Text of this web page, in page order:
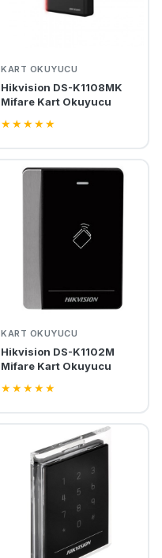
KART OKUYUCU
Hikvision DS-K1108MK
Mifare Kart Okuyucu
★★★★★
KART OKUYUCU
Hikvision DS-K1102M
Mifare Kart Okuyucu
★★★★★